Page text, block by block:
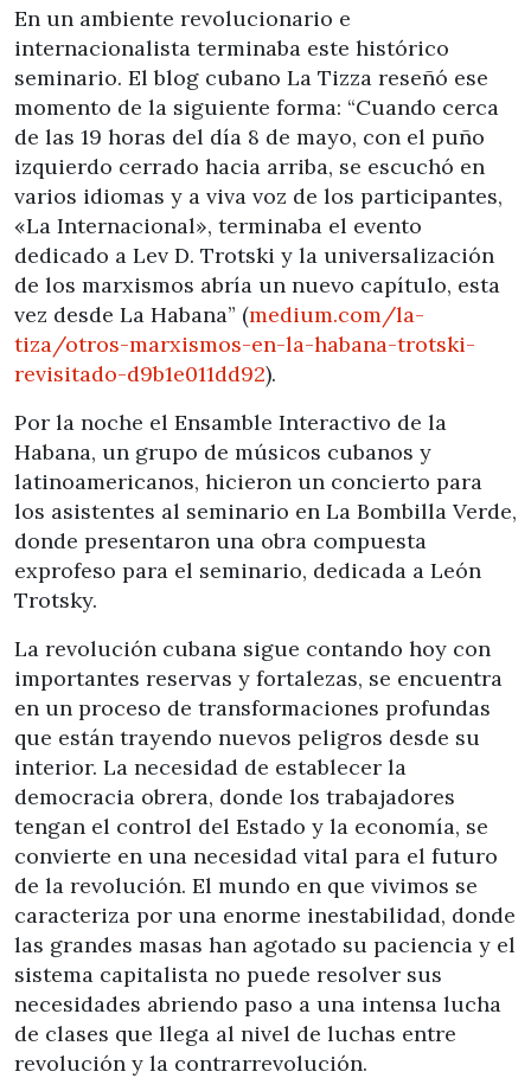
En un ambiente revolucionario e
internacionalista terminaba este histórico
seminario. El blog cubano La Tizza reseñó ese
momento de la siguiente forma: “Cuando cerca
de las 19 horas del día 8 de mayo, con el puño
izquierdo cerrado hacia arriba, se escuchó en
varios idiomas y a viva voz de los participantes,
«La Internacional», terminaba el evento
dedicado a Lev D. Trotski y la universalización
de los marxismos abría un nuevo capítulo, esta
vez desde La Habana” (medium.com/la-
tiza/otros-marxismos-en-la-habana-trotski-
revisitado-d9b1e011dd92).
Por la noche el Ensamble Interactivo de la
Habana, un grupo de músicos cubanos y
latinoamericanos, hicieron un concierto para
los asistentes al seminario en La Bombilla Verde,
donde presentaron una obra compuesta
exprofeso para el seminario, dedicada a León
Trotsky.
La revolución cubana sigue contando hoy con
importantes reservas y fortalezas, se encuentra
en un proceso de transformaciones profundas
que están trayendo nuevos peligros desde su
interior. La necesidad de establecer la
democracia obrera, donde los trabajadores
tengan el control del Estado y la economía, se
convierte en una necesidad vital para el futuro
de la revolución. El mundo en que vivimos se
caracteriza por una enorme inestabilidad, donde
las grandes masas han agotado su paciencia y el
sistema capitalista no puede resolver sus
necesidades abriendo paso a una intensa lucha
de clases que llega al nivel de luchas entre
revolución y la contrarrevolución.